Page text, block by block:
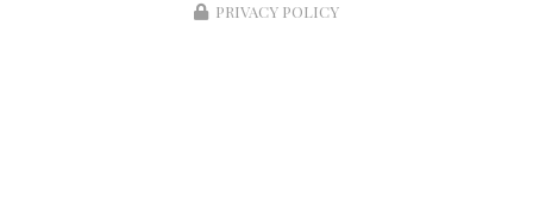
Réserver une table
PRIVACY POLICY